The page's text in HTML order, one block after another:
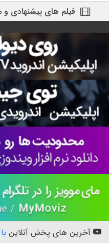
فیلم های پیشنهادی و
آخرین های پخش آنلاین